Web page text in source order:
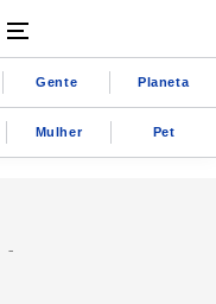
Gente Planeta
Mulher Pet